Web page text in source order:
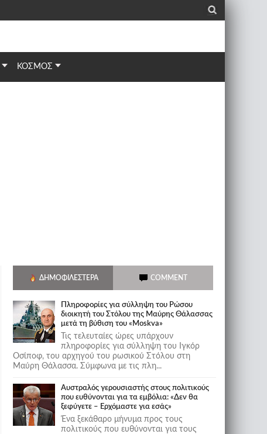
_
ΚΟΣΜΟΣ
ΔΗΜΟΦΙΛΈΣΤΕΡΑ COMMENT
Πληροφορίες για σύλληψη του Ρώσου
διοικητή του Στόλου της Mαύρης Θάλασσας
μετά τη βύθιση του «Moskva»
Τις τελευταίες ώρες υπάρχουν
πληροφορίες για σύλληψη του Ιγκόρ
Οσίποφ, του αρχηγού του ρωσικού Στόλου στη
Μαύρη Θάλασσα. Σύμφωνα με τις πλη...
Αυστραλός γερουσιαστής στους πολιτικούς
που ευθύνονται για τα εμβόλια: «Δεν θα
ξεφύγετε – Ερχόμαστε για εσάς»
Ένα ξεκάθαρο μήνυμα προς τους
πολιτικούς που ευθύνονται για τους